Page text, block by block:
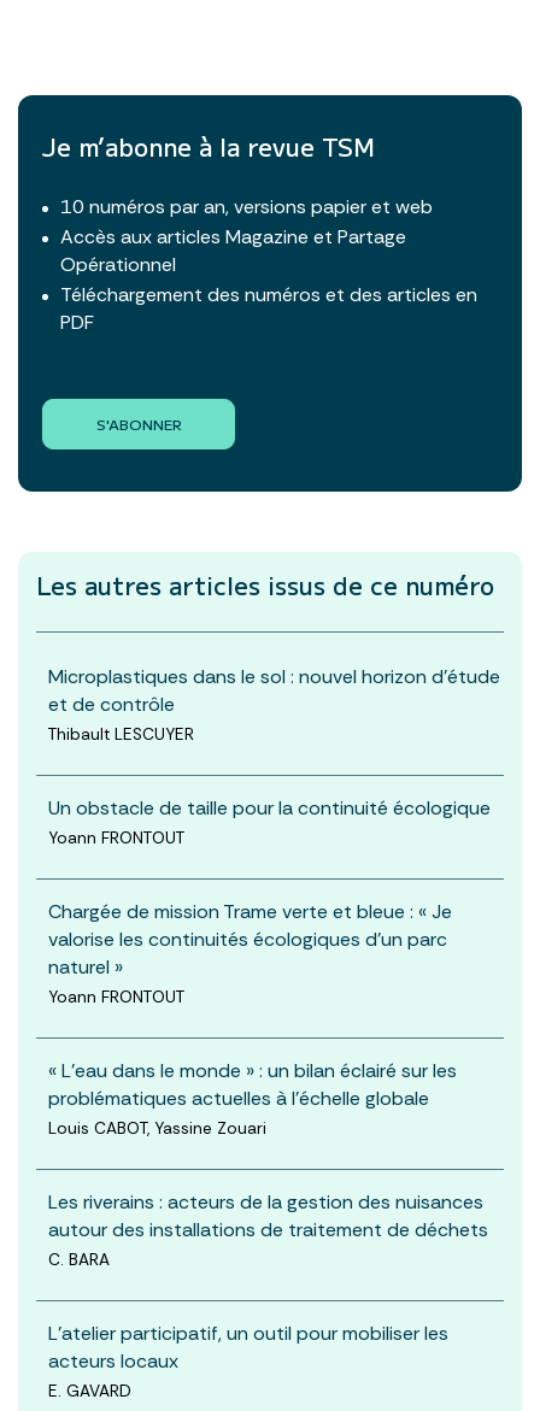
Je m’abonne à la revue TSM
10 numéros par an, versions papier et web
Accès aux articles Magazine et Partage
Opérationnel
Téléchargement des numéros et des articles en
PDF
S'ABONNER
Les autres articles issus de ce numéro
Microplastiques dans le sol : nouvel horizon d’étude
et de contrôle
Thibault LESCUYER
Un obstacle de taille pour la continuité écologique
Yoann FRONTOUT
Chargée de mission Trame verte et bleue : « Je
valorise les continuités écologiques d’un parc
naturel »
Yoann FRONTOUT
« L’eau dans le monde » : un bilan éclairé sur les
problématiques actuelles à l’échelle globale
Louis CABOT, Yassine Zouari
Les riverains : acteurs de la gestion des nuisances
autour des installations de traitement de déchets
C. BARA
L’atelier participatif, un outil pour mobiliser les
acteurs locaux
E. GAVARD